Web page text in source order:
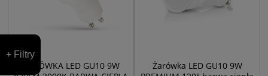
ŻARÓWKA LED GU10 9W
Żarówka LED GU10 9W
+ Filtry